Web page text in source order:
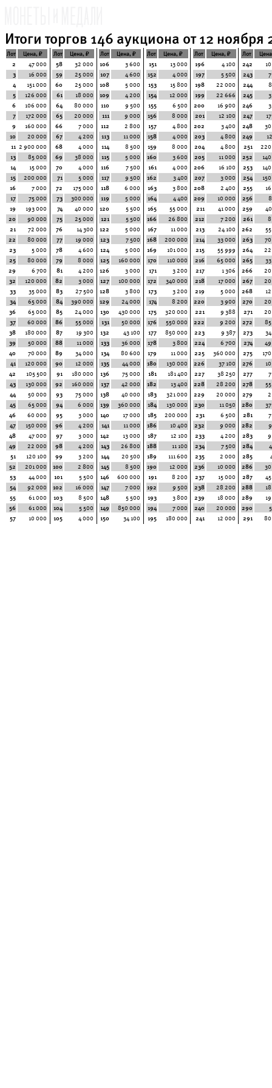
Итоги торгов 146 аукциона от 12 ноября
Лот
Цена, ₽
2
47 000
3
16 000
4
151 000
5
126 000
6
106 000
7
172 000
9
160 000
10
20 000
11 2 900 000
13
85 000
14
15 000
15
200 000
16
7 000
17
75 000
19
193 000
20
90 000
21
72 000
22
80 000
23
5 000
25
80 000
29
6 700
32
120 000
33
35 000
34
65 000
36
65 000
37
60 000
38
180 000
39
50 000
40
70 000
41
120 000
42
105 500
43
130 000
44
50 000
45
65 000
46
60 000
47
150 000
48
47 000
49
22 000
51
120 100
52
201 000
53
44 000
54
92 000
55
61 000
56
61 000
57
10 000
Лот
Цена, ₽
58
32 000
59
25 000
60
25 000
61
18 000
64
80 000
65
20 000
66
7 000
67
4 200
68
4 000
69
38 000
70
4 000
71
5 000
72
175 000
73
300 000
74
40 000
75
25 000
76
14 300
77
19 000
78
4 600
79
8 000
81
4 200
82
3 000
83
27 500
84
390 000
85
24 000
86
55 000
87
19 300
88
11 000
89
34 000
90
12 000
91
180 000
92
160 000
93
75 000
94
6 000
95
3 000
96
4 200
97
3 000
98
4 200
99
3 200
100
2 800
101
5 500
102
16 000
103
8 500
104
5 500
105
4 000
Лот
Цена, ₽
106
3 600
107
4 600
108
5 000
109
4 200
110
9 500
111
9 000
112
2 800
113
11 000
114
8 500
115
5 000
116
7 500
117
9 500
118
6 000
119
5 000
120
5 500
121
5 500
122
5 000
123
7 500
124
5 000
125
160 000
126
3 000
127
100 000
128
3 800
129
24 000
130
430 000
131
50 000
132
43 100
133
36 000
134
80 600
135
44 000
136
75 000
137
42 000
138
40 000
139
360 000
140
17 000
141
11 000
142
13 000
143
26 800
144
20 500
145
8 500
146
600 000
147
7 000
148
5 500
149
850 000
150
34 100
Лот
Цена, ₽
151
13 000
152
4 000
153
15 800
154
12 000
155
6 500
156
8 000
157
4 800
158
4 000
159
8 000
160
3 600
161
4 000
162
3 400
163
3 800
164
4 400
165
55 000
166
26 800
167
11 000
168
200 000
169
101 000
170
110 000
171
3 200
172
340 000
173
3 200
174
8 200
175
320 000
176
550 000
177
850 000
178
3 800
179
11 000
180
130 000
181
181 400
182
13 400
183
321 000
184
130 000
185
200 000
186
10 400
187
12 100
188
11 100
189
111 600
190
12 000
191
8 200
192
9 500
193
3 800
194
7 000
195
180 000
Лот
Цена, ₽
196
4 100
197
5 500
198
22 000
199
22 666
200
16 900
201
12 100
202
3 400
203
4 800
204
4 800
205
11 000
206
16 100
207
3 000
208
2 400
209
10 000
211
41 000
212
7 200
213
24 100
214
33 000
215
55 999
216
65 000
217
1 306
218
17 000
219
5 000
220
3 900
221
9 388
222
9 200
223
9 387
224
6 700
225
360 000
226
37 100
227
38 250
228
28 200
229
20 000
230
11 050
231
6 500
232
9 000
233
4 200
234
7 500
235
2 000
236
10 000
237
15 000
238
28 200
239
18 000
240
20 000
241
12 000
Лот
242
243
244
245
246
247
248
249
251
252
253
254
255
256
259
261
262
263
264
265
266
267
268
270
271
272
273
274
275
276
277
278
279
280
281
282
283
284
285
286
287
288
289
290
291